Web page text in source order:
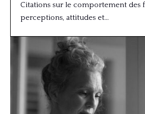
Citations sur le comportement des
perceptions, attitudes et…